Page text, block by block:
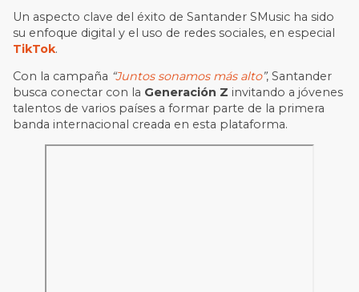
Un aspecto clave del éxito de Santander SMusic ha sido
su enfoque digital y el uso de redes sociales, en especial
TikTok.
Con la campaña “Juntos sonamos más alto”, Santander
busca conectar con la Generación Z invitando a jóvenes
talentos de varios países a formar parte de la primera
banda internacional creada en esta plataforma.